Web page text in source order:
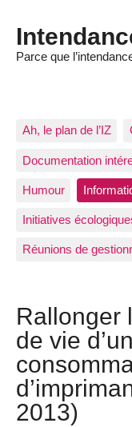
Parce que
Ah, le plan de l’IZ
Documentation
Humour
Initiatives
Réunions de
Rallonger
de vie d’un
2013)